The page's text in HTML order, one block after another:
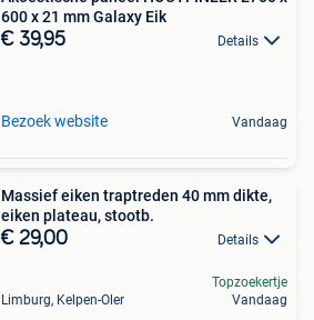
600 x 21 mm Galaxy Eik
€ 39,95 Details
Bezoek website Vandaag
Massief eiken traptreden 40 mm dikte,
eiken plateau, stootb.
€ 29,00 Details
Limburg, Kelpen-Oler
Topzoekertje
Vandaag